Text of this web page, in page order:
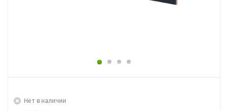
Нет в наличии